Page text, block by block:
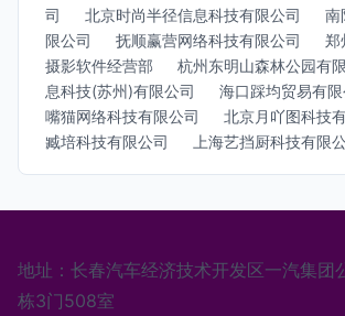
司
北京时尚半径信息科技有限公司
南
限公司
抚顺赢营网络科技有限公司
郑
摄影软件经营部
杭州东明山森林公园有
息科技(苏州)有限公司
海口踩均贸易有限
嘴猫网络科技有限公司
北京月吖图科技
臧培科技有限公司
上海艺挡厨科技有限
地址：长春汽车经济技术开发区一汽集团
栋3门508室